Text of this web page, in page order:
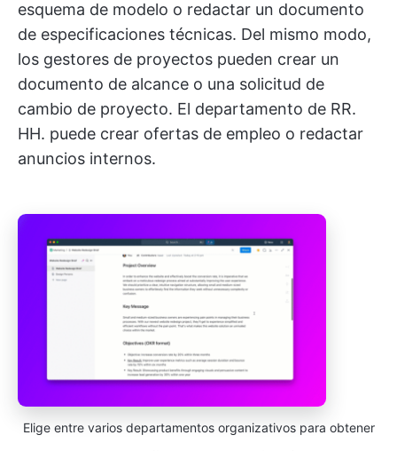
esquema de modelo o redactar un documento
de especificaciones técnicas. Del mismo modo,
los gestores de proyectos pueden crear un
documento de alcance o una solicitud de
cambio de proyecto. El departamento de RR.
HH. puede crear ofertas de empleo o redactar
anuncios internos.
Elige entre varios departamentos organizativos para obtener